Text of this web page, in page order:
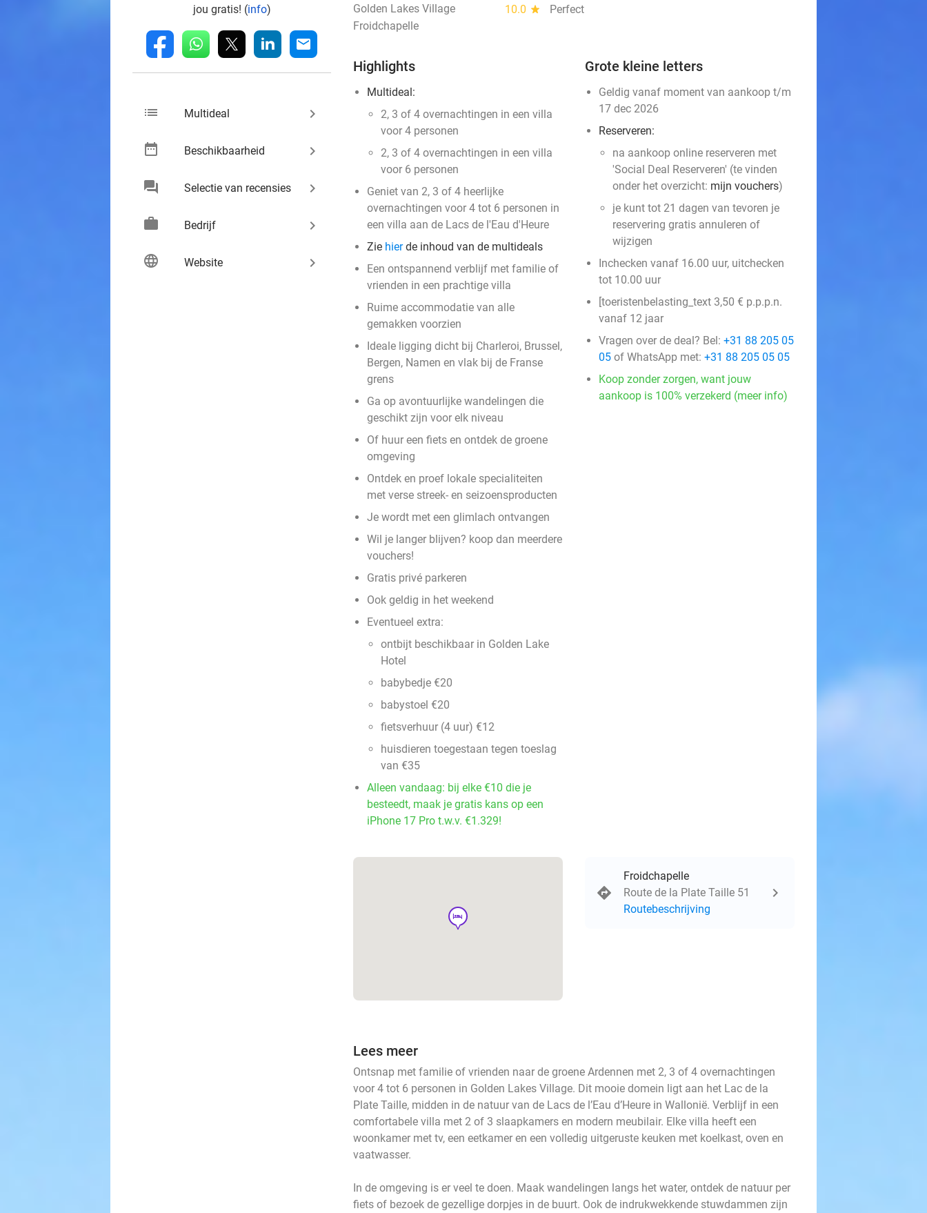
jou gratis! (info)
fb whatsapp linkedin mail
list Multideal keyboard_arrow_right
date_range Beschikbaarheid keyboard_arrow_right
chat Selectie van recensies keyboard_arrow_right
work Bedrijf keyboard_arrow_right
language Website keyboard_arrow_right
Golden Lakes Village 10.0 star
Perfect
Froidchapelle
Highlights
Multideal:
​2, 3 of 4 overnachtingen in een villa
voor 4 personen
2, 3 of 4 overnachtingen in een villa
voor 6 personen
Geniet van 2, 3 of 4 heerlijke
overnachtingen voor 4 tot 6 personen in
een villa aan de Lacs de l'Eau d'Heure
Zie hierde inhoud van de multideals
Een ontspannend verblijf met familie of
vrienden in een prachtige villa
Ruime accommodatie van alle
gemakken voorzien
Ideale ligging dicht bij Charleroi, Brussel,
Bergen, Namen en vlak bij de Franse
grens
Ga op avontuurlijke wandelingen die
geschikt zijn voor elk niveau
Of huur een fiets en ontdek de groene
omgeving
Ontdek en proef lokale specialiteiten
met verse streek- en seizoensproducten
Je wordt met een glimlach ontvangen
Wil je langer blijven? koop dan meerdere
vouchers!
Gratis privé parkeren
Ook geldig in het weekend
Eventueel extra:
ontbijt beschikbaar in Golden Lake
Hotel
babybedje €20
babystoel €20
fietsverhuur (4 uur) €12
huisdieren toegestaan tegen toeslag
van €35
Alleen vandaag: bij elke €10 die je
besteedt, maak je gratis kans op een
iPhone 17 Pro t.w.v. €1.329!
Grote kleine letters
Geldig vanaf moment van aankoop t/m
17 dec 2026
Reserveren:
na aankoop online reserveren met
'Social Deal Reserveren' (te vinden
onder het overzicht: mijn vouchers)
je kunt tot 21 dagen van tevoren je
reservering gratis annuleren of
wijzigen
Inchecken vanaf 16.00 uur, uitchecken
tot 10.00 uur
[toeristenbelasting_text 3,50 € p.p.p.n.
vanaf 12 jaar
Vragen over de deal? Bel: +31 88 205 05
05 of WhatsApp met: +31 88 205 05 05
Koop zonder zorgen, want jouw
aankoop is 100% verzekerd (meer info)
hotel
Froidchapelle
Route de la Plate Taille 51
Routebeschrijving
Lees meer
Ontsnap met familie of vrienden naar de groene Ardennen met 2, 3 of 4 overnachtingen
voor 4 tot 6 personen in Golden Lakes Village. Dit mooie domein ligt aan het Lac de la
Plate Taille, midden in de natuur van de Lacs de l’Eau d’Heure in Wallonië. Verblijf in een
comfortabele villa met 2 of 3 slaapkamers en modern meubilair. Elke villa heeft een
woonkamer met tv, een eetkamer en een volledig uitgeruste keuken met koelkast, oven en
vaatwasser.
In de omgeving is er veel te doen. Maak wandelingen langs het water, ontdek de natuur per
fiets of bezoek de gezellige dorpjes in de buurt. Ook de indrukwekkende stuwdammen zijn